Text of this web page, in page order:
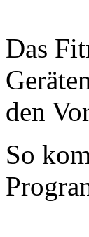
Das
den
So